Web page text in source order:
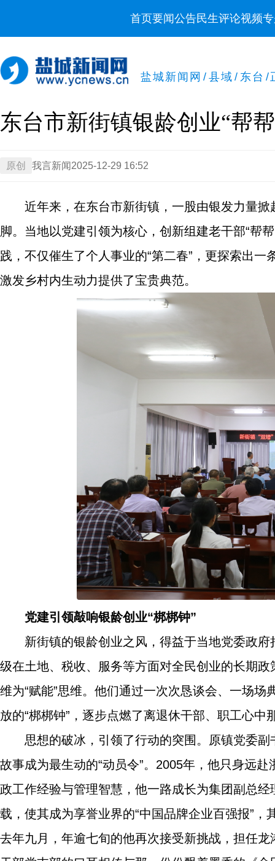
首页要闻公告民生评论视频
盐城新闻网 / 县域 / 东台 /
东台市新街镇银龄创业“帮
原创 我言新闻 2025-12-29 16:52
近年来，在东台市新街镇，一股由银发力量
脚。当地以党建引领为核心，创新组建老干部“帮
践，不仅催生了个人事业的“第二春”，更探索出一
激发乡村内生动力提供了宝贵典范。
党建引领敲响银龄创业“梆梆钟”
新街镇的银龄创业之风，得益于当地党委政
级在土地、税收、服务等方面对全民创业的长期政
维为“赋能”思维。他们通过一次次恳谈会、一场
放的“梆梆钟”，逐步点燃了离退休干部、职工心中
思想的破冰，引领了行动的突围。原镇党委
故事成为最生动的“动员令”。2005年，他只身远
政工作经验与管理智慧，他一路成长为集团副总
载，使其成为享誉业界的“中国品牌企业百强报”
去年九月，年逾七旬的他再次接受新挑战，担任